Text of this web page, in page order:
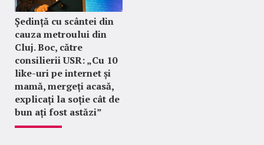
Ședință cu scântei din
cauza metroului din
Cluj. Boc, către
consilierii USR: „Cu 10
like-uri pe internet și
mamă, mergeți acasă,
explicați la soție cât de
bun ați fost astăzi”